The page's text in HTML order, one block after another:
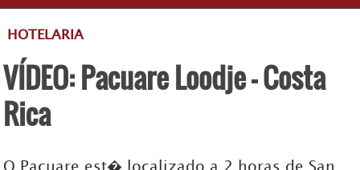
DESTINOS
GASTRONOMIA
HOTELARIA
HOTELARIA
VÍDEO: Pacuare Loodje - Costa
Rica
O Pacuare est� localizado a 2 horas de San